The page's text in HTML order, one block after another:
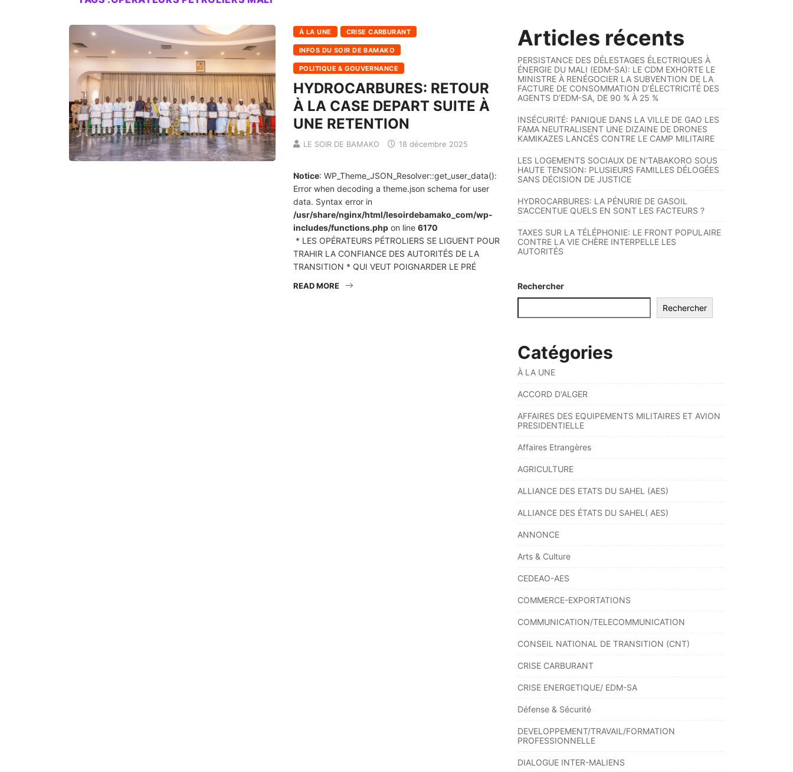
À LA UNE CRISE CARBURANT
INFOS DU SOIR DE BAMAKO
POLITIQUE & GOUVERNANCE
HYDROCARBURES: RETOUR
À LA CASE DEPART SUITE À
UNE RETENTION
LE SOIR DE BAMAKO 18 décembre 2025
Notice: WP_Theme_JSON_Resolver::get_user_data():
Error when decoding a theme.json schema for user
data. Syntax error in
/usr/share/nginx/html/lesoirdebamako_com/wp-
includes/functions.php on line 6170
* LES OPÉRATEURS PÉTROLIERS SE LIGUENT POUR
TRAHIR LA CONFIANCE DES AUTORITÉS DE LA
TRANSITION * QUI VEUT POIGNARDER LE PRÉ
READ MORE
Articles récents
PERSISTANCE DES DÉLESTAGES ÉLECTRIQUES À
ÉNERGIE DU MALI (EDM-SA): LE CDM EXHORTE LE
MINISTRE À RENÉGOCIER LA SUBVENTION DE LA
FACTURE DE CONSOMMATION D’ÉLECTRICITÉ DES
AGENTS D’EDM-SA, DE 90 % À 25 %
INSÉCURITÉ: PANIQUE DANS LA VILLE DE GAO LES
FAMA NEUTRALISENT UNE DIZAINE DE DRONES
KAMIKAZES LANCÉS CONTRE LE CAMP MILITAIRE
LES LOGEMENTS SOCIAUX DE N’TABAKORO SOUS
HAUTE TENSION: PLUSIEURS FAMILLES DÉLOGÉES
SANS DÉCISION DE JUSTICE
HYDROCARBURES: LA PÉNURIE DE GASOIL
S’ACCENTUE QUELS EN SONT LES FACTEURS ?
TAXES SUR LA TÉLÉPHONIE: LE FRONT POPULAIRE
CONTRE LA VIE CHÈRE INTERPELLE LES
AUTORITÉS
Rechercher
Rechercher
Catégories
À LA UNE
ACCORD D'ALGER
AFFAIRES DES EQUIPEMENTS MILITAIRES ET AVION
PRESIDENTIELLE
Affaires Etrangères
AGRICULTURE
ALLIANCE DES ETATS DU SAHEL (AES)
ALLIANCE DES ÉTATS DU SAHEL( AES)
ANNONCE
Arts & Culture
CEDEAO-AES
COMMERCE-EXPORTATIONS
COMMUNICATION/TELECOMMUNICATION
CONSEIL NATIONAL DE TRANSITION (CNT)
CRISE CARBURANT
CRISE ENERGETIQUE/ EDM-SA
Défense & Sécurité
DEVELOPPEMENT/TRAVAIL/FORMATION
PROFESSIONNELLE
DIALOGUE INTER-MALIENS